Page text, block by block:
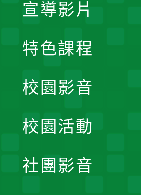
宣導影片
特色課程
校園影音
校園活動
社團影音